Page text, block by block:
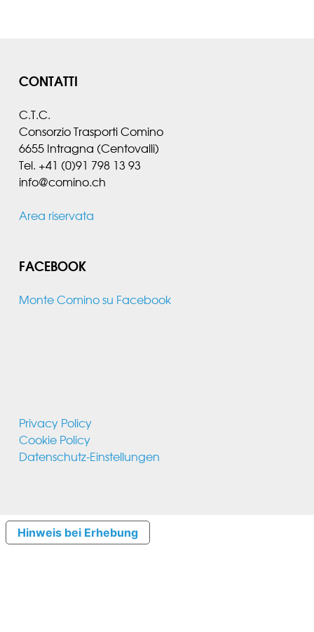
CONTATTI
C.T.C.
Consorzio Trasporti Comino
6655 Intragna (Centovalli)
Tel. +41 (0)91 798 13 93
info@comino.ch
Area riservata
FACEBOOK
Monte Comino su Facebook
Privacy Policy
Cookie Policy
Datenschutz-Einstellungen
Hinweis bei Erhebung